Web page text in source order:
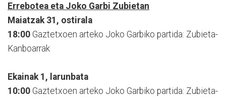
Errebotea eta Joko Garbi Zubietan
Maiatzak 31, ostirala
18:00 Gaztetxoen arteko Joko Garbiko partida: Zubieta-
Kanboarrak
Ekainak 1, larunbata
10:00 Gaztetxoen arteko Joko Garbiko partida: Zubieta-